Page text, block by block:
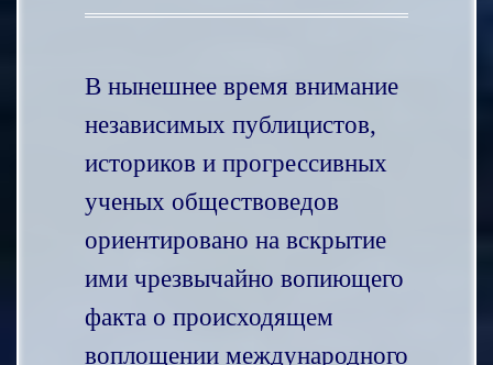
В нынешнее время внимание
независимых публицистов,
историков и прогрессивных
ученых обществоведов
ориентировано на вскрытие
ими чрезвычайно вопиющего
факта о происходящем
воплощении международного